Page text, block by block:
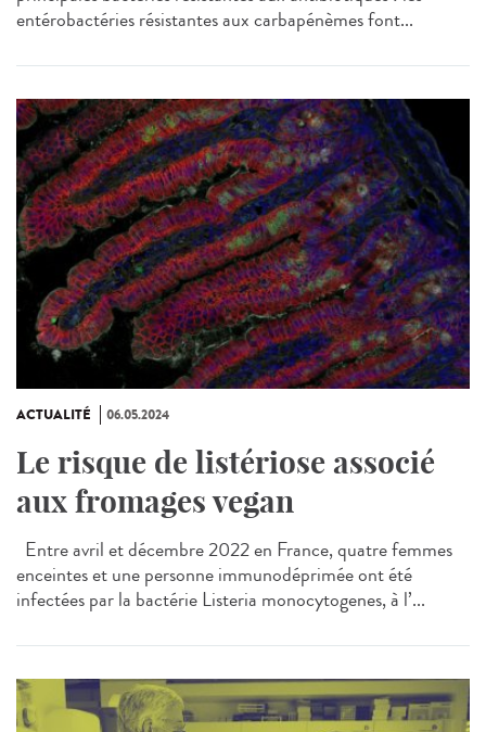
entérobactéries résistantes aux carbapénèmes font...
ACTUALITÉ 06.05.2024
Le risque de listériose associé
aux fromages vegan
Entre avril et décembre 2022 en France, quatre femmes
enceintes et une personne immunodéprimée ont été
infectées par la bactérie Listeria monocytogenes, à l’...